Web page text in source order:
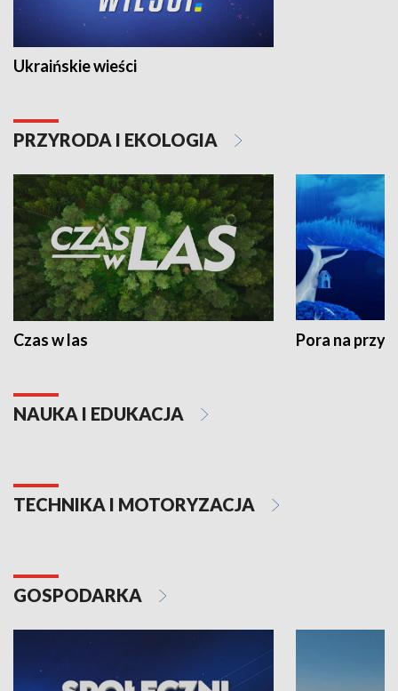
Ukraińskie wieści
PRZYRODA I EKOLOGIA
Czas w las Pora na
NAUKA I EDUKACJA
TECHNIKA I MOTORYZACJA
GOSPODARKA